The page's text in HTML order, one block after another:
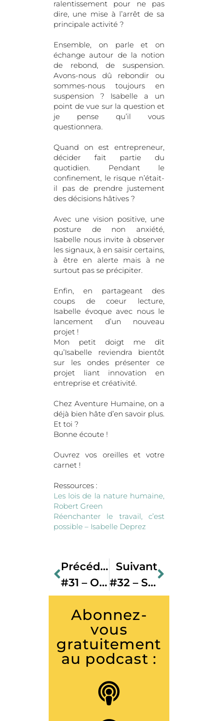
ralentissement pour ne pas
dire, une mise à l’arrêt de sa
principale activité ?
Ensemble, on parle et on
échange autour de la notion
de rebond, de suspension.
Avons-nous dû rebondir ou
sommes-nous toujours en
suspension ? Isabelle a un
point de vue sur la question et
je pense qu’il vous
questionnera.
Quand on est entrepreneur,
décider fait partie du
quotidien. Pendant le
confinement, le risque n’était-
il pas de prendre justement
des décisions hâtives ?
Avec une vision positive, une
posture de non anxiété,
Isabelle nous invite à observer
les signaux, à en saisir certains,
à être en alerte mais à ne
surtout pas se précipiter.
Enfin, en partageant des
coups de coeur lecture,
Isabelle évoque avec nous le
lancement d’un nouveau
projet !
Mon petit doigt me dit
qu’Isabelle reviendra bientôt
sur les ondes présenter ce
projet liant innovation en
entreprise et créativité.
Chez Aventure Humaine, on a
déjà bien hâte d’en savoir plus.
Et toi ?
Bonne écoute !
Ouvrez vos oreilles et votre
carnet !
Ressources :
Les lois de la nature humaine,
Robert Green
Réenchanter le travail, c’est
possible – Isabelle Deprez
Précédent
#31 – Olivier SOUDIEUX
Suivant
#32 – SEB LÉON
Abonnez-
vous
gratuitement
au podcast :